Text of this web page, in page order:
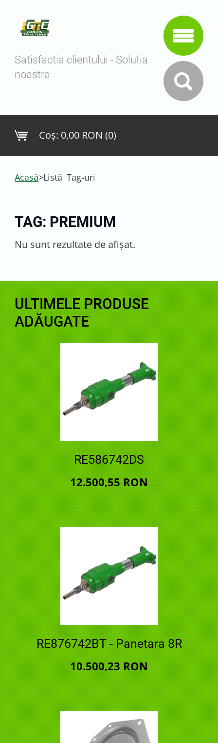
Satisfactia clientului - Solutia
noastra
Coş: 0,00 RON (0)
Acasă>Listă Tag-uri
TAG: PREMIUM
Nu sunt rezultate de afişat.
ULTIMELE PRODUSE
ADĂUGATE
RE586742DS
12.500,55 RON
RE876742BT - Panetara 8R
10.500,23 RON